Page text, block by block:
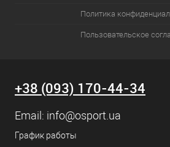
Политика
Пользовательское
+38 (093) 170-44-34
Email: info@osport.ua
График работы